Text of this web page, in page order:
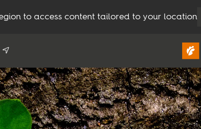
to access content tailored to your location
Użyj mojej pozycji
Consumer